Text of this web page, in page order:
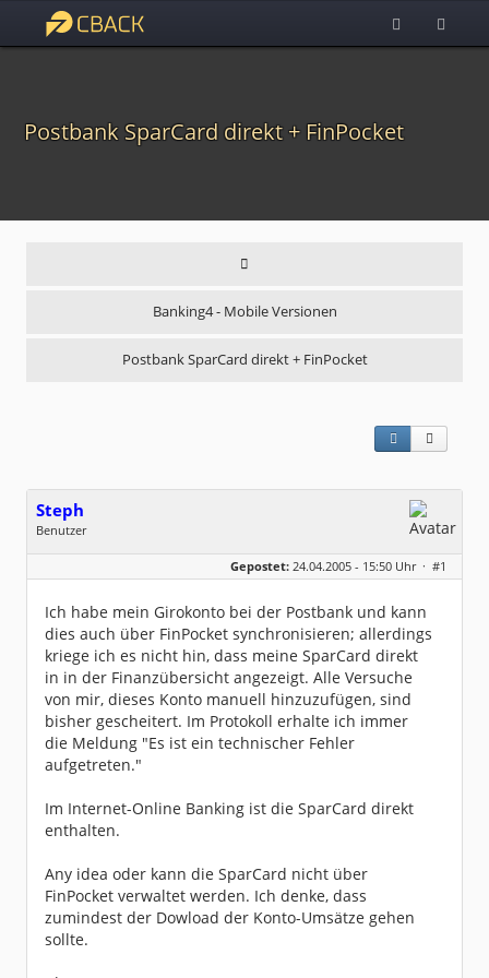
Postbank SparCard direkt + FinPocket
Banking4 - Mobile Versionen
Postbank SparCard direkt + FinPocket
Steph
Benutzer
Geschlecht:
keine Angabe
Dabei seit:
04 / 2005
Gepostet: 24.04.2005 - 15:50 Uhr · #1
Ich habe mein Girokonto bei der Postbank und kann
dies auch über FinPocket synchronisieren; allerdings
kriege ich es nicht hin, dass meine SparCard direkt
in in der Finanzübersicht angezeigt. Alle Versuche
von mir, dieses Konto manuell hinzuzufügen, sind
bisher gescheitert. Im Protokoll erhalte ich immer
die Meldung "Es ist ein technischer Fehler
aufgetreten."
Im Internet-Online Banking ist die SparCard direkt
enthalten.
Any idea oder kann die SparCard nicht über
FinPocket verwaltet werden. Ich denke, dass
zumindest der Dowload der Konto-Umsätze gehen
sollte.